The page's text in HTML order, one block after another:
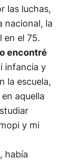
las luchas,
nacional, la
en el 75.
encontré
infancia y
la escuela,
aquella
y mi
había